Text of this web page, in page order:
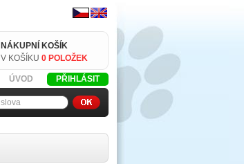
NÁKUPNÍ KOŠÍK
V KOŠÍKU 0 POLOŽEK
PŘIHLÁSIT
ÚVOD